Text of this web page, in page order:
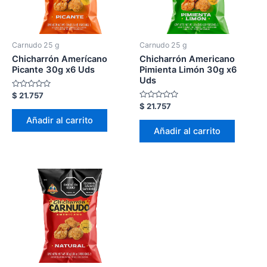
Carnudo 25 g
Chicharrón Amerícano
Picante 30g x6 Uds
Valorado
en
0
$ 21.757
Añadir al carrito
Carnudo 25 g
Chicharrón Americano
Pimienta Limón 30g x6
Uds
Valorado
en
0
$ 21.757
Añadir al carrito